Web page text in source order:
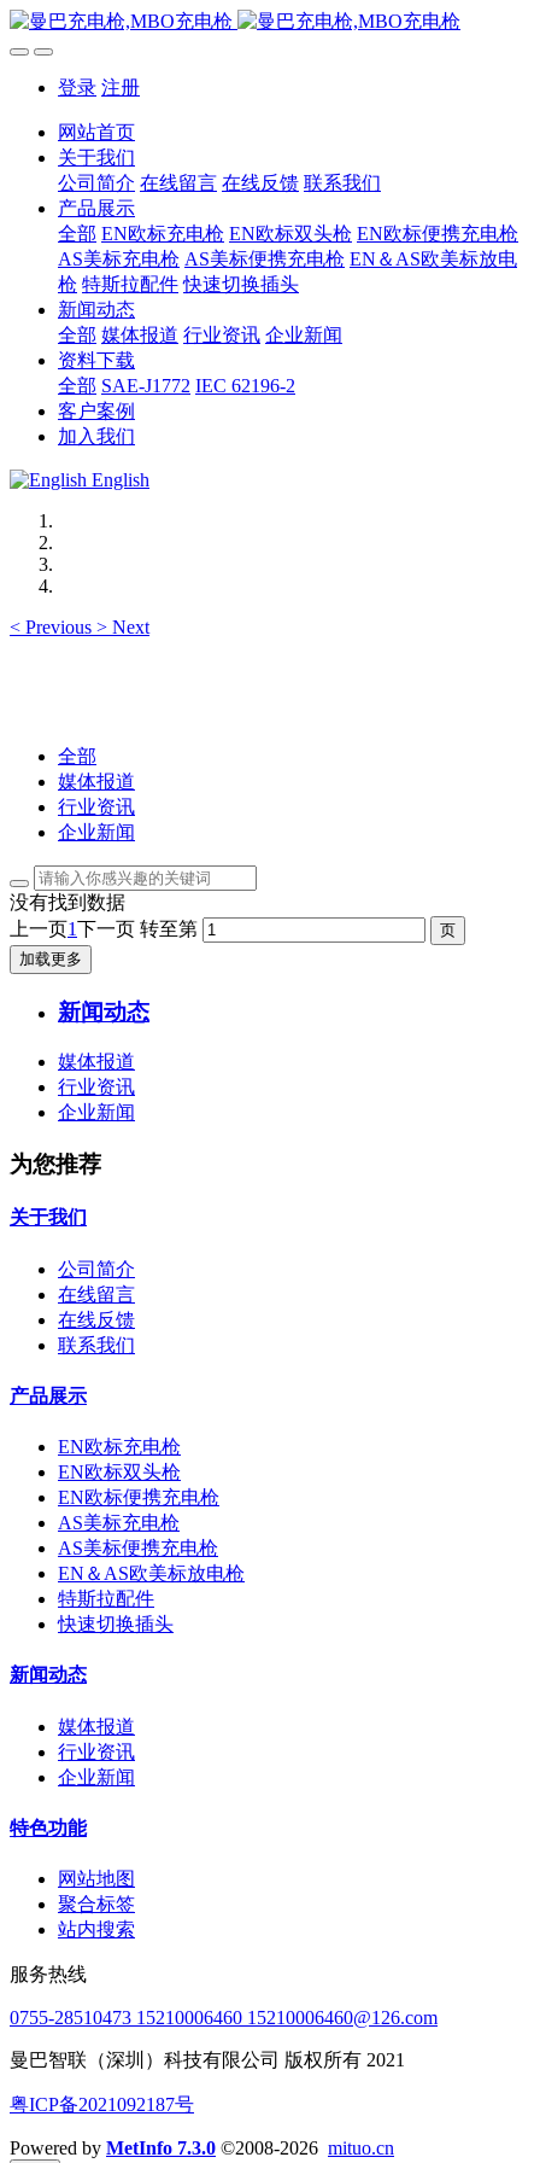
登录 注册
网站首页
关于我们
公司简介 在线留言 在线反馈 联系我们
产品展示
全部 EN欧标充电枪 EN欧标双头枪 EN欧标便携充电枪
AS美标充电枪 AS美标便携充电枪 EN＆AS欧美标放电
枪 特斯拉配件 快速切换插头
新闻动态
全部 媒体报道 行业资讯 企业新闻
资料下载
全部 SAE-J1772 IEC 62196-2
客户案例
加入我们
English
< Previous > Next
全部
媒体报道
行业资讯
企业新闻
没有找到数据
上一页1下一页 转至第
加载更多
新闻动态
媒体报道
行业资讯
企业新闻
为您推荐
关于我们
公司简介
在线留言
在线反馈
联系我们
产品展示
EN欧标充电枪
EN欧标双头枪
EN欧标便携充电枪
AS美标充电枪
AS美标便携充电枪
EN＆AS欧美标放电枪
特斯拉配件
快速切换插头
新闻动态
媒体报道
行业资讯
企业新闻
特色功能
网站地图
聚合标签
站内搜索
服务热线
0755-28510473 15210006460 15210006460@126.com
曼巴智联（深圳）科技有限公司 版权所有 2021
粤ICP备2021092187号
Powered by MetInfo 7.3.0 ©2008-2026 mituo.cn